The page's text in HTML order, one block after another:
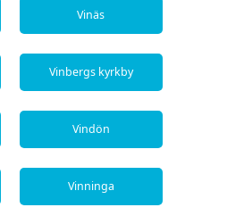
Vinäs
Vinbergs kyrkby
Vindön
Vinninga